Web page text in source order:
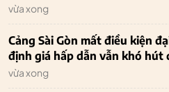
vừa xong
Cảng Sài Gòn mất điều kiện
định giá hấp dẫn vẫn khó hút
vừa xong